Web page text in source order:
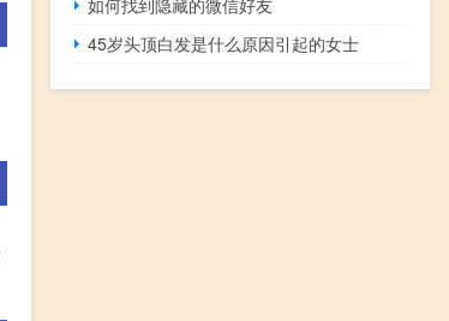
45岁头顶白发是什么原因引起的女士